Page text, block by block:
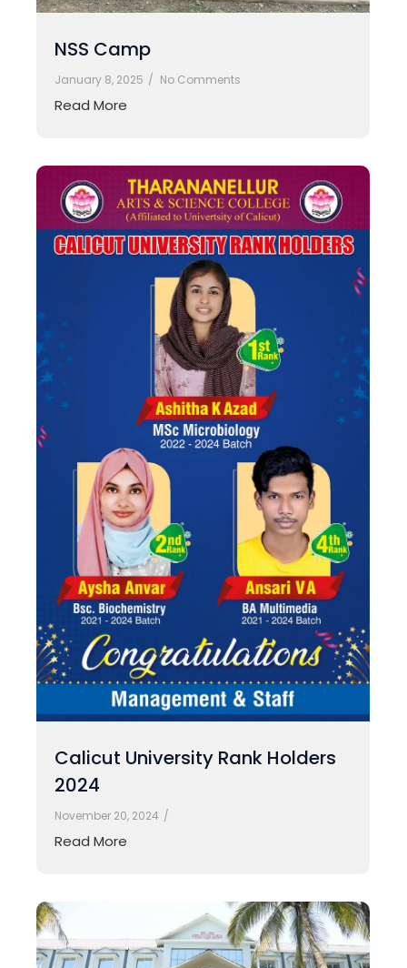
NSS Camp
January 8, 2025 / No Comments
Read More
Calicut University Rank Holders
2024
November 20, 2024 /
Read More